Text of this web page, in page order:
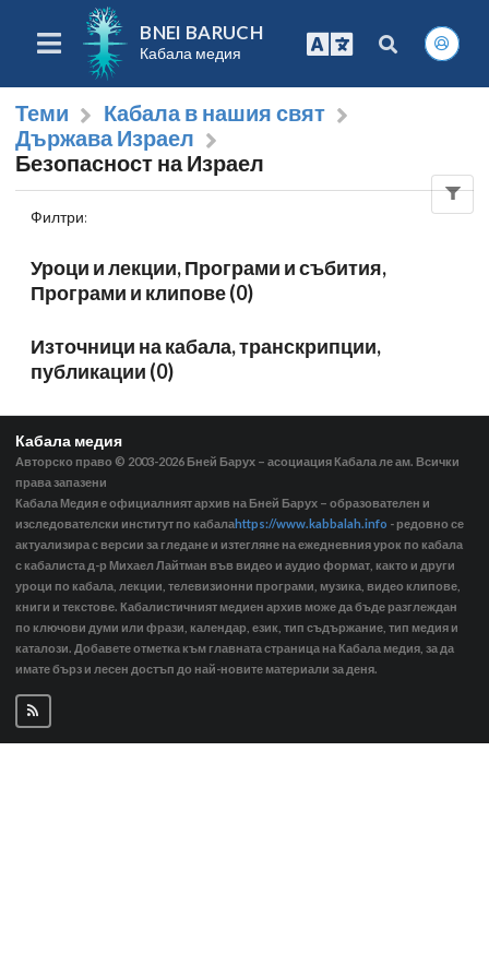
BNEI BARUCH
Кабала медия
Теми
Кабала в нашия свят
Държава Израел
Безопасност на Израел
Филтри:
Уроци и лекции, Програми и събития,
Програми и клипове (0)
Източници на кабала, транскрипции,
публикации (0)
Кабала медия
Авторско право © 2003-2026 Бней Барух – асоциация Кабала ле ам. Всички
права запазени
Кабала Медия е официалният архив на Бней Барух – образователен и
изследователски институт по кабалаhttps://www.kabbalah.info - редовно се
актуализира с версии за гледане и изтегляне на ежедневния урок по кабала
с кабалиста д-р Михаел Лайтман във видео и аудио формат, както и други
уроци по кабала, лекции, телевизионни програми, музика, видео клипове,
книги и текстове. Кабалистичният медиен архив може да бъде разглеждан
по ключови думи или фрази, календар, език, тип съдържание, тип медия и
каталози. Добавете отметка към главната страница на Кабала медия, за да
имате бърз и лесен достъп до най-новите материали за деня.